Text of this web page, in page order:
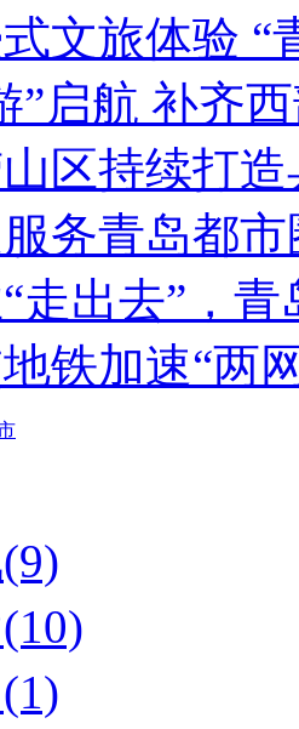
文旅体验 “
”启航 补齐
区持续打
务青岛都
走出去”，
铁加速“两
(9)
(10)
(1)